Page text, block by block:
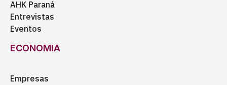
AHK Paraná
Entrevistas
Eventos
ECONOMIA
Empresas